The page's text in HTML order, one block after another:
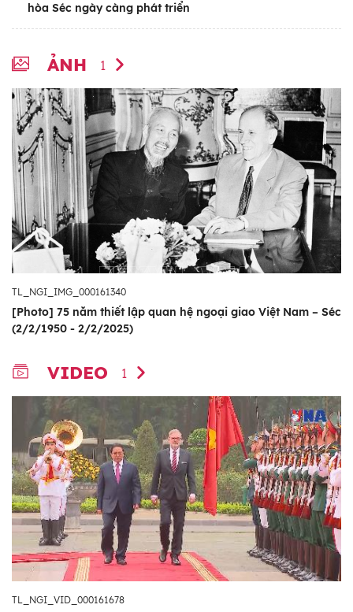
hòa Séc ngày càng phát triển
ẢNH 1
TL_NGI_IMG_000161340
[Photo] 75 năm thiết lập quan hệ ngoại giao Việt Nam – Séc
(2/2/1950 - 2/2/2025)
VIDEO 1
TL_NGI_VID_000161678